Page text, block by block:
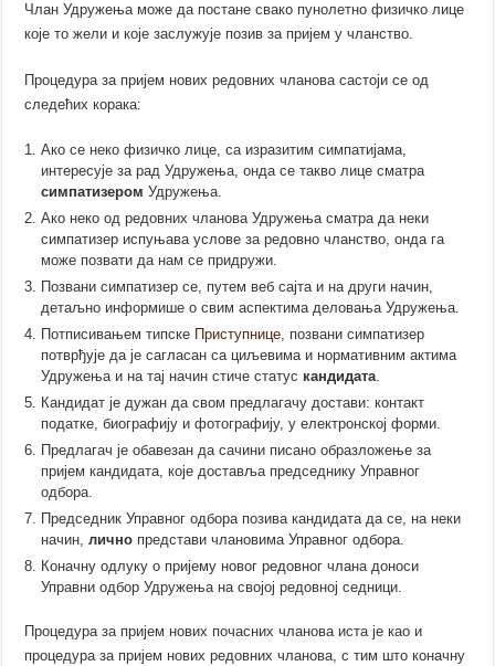
Члан Удружења може да постане свако пунолетно физичко лице
које то жели и које заслужује позив за пријем у чланство.
Процедура за пријем нових редовних чланова састоји се од
следећих корака:
Ако се неко физичко лице, са изразитим симпатијама,
интересује за рад Удружења, онда се такво лице сматра
симпатизеромУдружења.
Ако неко од редовних чланова Удружења сматра да неки
симпатизер испуњава услове за редовно чланство, онда га
може позвати да нам се придружи.
Позвани симпатизер се, путем веб сајта и на други начин,
детаљно информише о свим аспектима деловања Удружења.
Потписивањем типске Приступнице, позвани симпатизер
потврђује да је сагласан са циљевима и нормативним актима
Удружења и на тај начин стиче статус кандидата.
Кандидат је дужан да свом предлагачудостави: контакт
податке, биографију и фотографију, у електронској форми.
Предлагач је обавезан да сачини писано образложење за
пријем кандидата, које доставља председнику Управног
одбора.
Председник Управног одбора позива кандидата да се, на неки
начин,лично представи члановима Управног одбора.
Коначну одлуку о пријему новог редовног члана доноси
Управни одбор Удружења на својој редовној седници.
Процедура за пријем нових почасних чланова иста је као и
процедура за пријем нових редовних чланова, с тим што коначну